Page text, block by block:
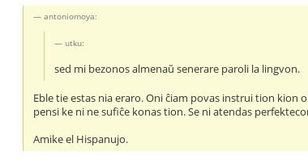
antoniomoya:
utku:
sed mi bezonos almenaŭ senerare paroli la lingvon.
Eble tie estas nia eraro. Oni ĉiam povas instrui tion kion
pensi ke ni ne sufiĉe konas tion. Se ni atendas
Amike el Hispanujo.